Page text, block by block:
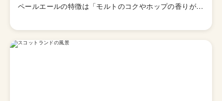
ペールエールの特徴は「モルトのコクやホップの香りが豊
が山ほどあるのでこれと言った型として説明しずらいスタ
イルになっています。 発祥はイギリスですが、柑橘様の